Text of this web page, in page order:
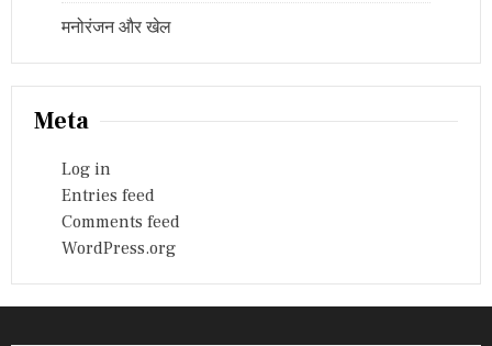
मनोरंजन और खेल
Meta
Log in
Entries feed
Comments feed
WordPress.org